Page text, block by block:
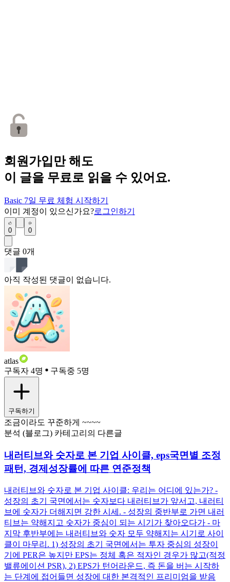
회원가입만 해도
이 글을 무료로 읽을 수 있어요.
Basic 7일 무료 체험 시작하기
이미 계정이 있으신가요?로그인하기
0 0
댓글 0개
아직 작성된 댓글이 없습니다.
atlas
구독자 4명
구독중 5명
구독하기
조금이라도 꾸준하게 ~~~~
분석 (블로그) 카테고리의 다른글
내러티브와 숫자로 본 기업 사이클, eps국면별 조정
패턴, 경제성장률에 따른 연준정책
내러티브와 숫자로 본 기업 사이클: 우리는 어디에 있는가? -
성장의 초기 국면에서는 숫자보다 내러티브가 앞서고, 내러티
브에 숫자가 더해지면 강한 시세. - 성장의 중반부로 가면 내러
티브는 약해지고 숫자가 중심이 되는 시기가 찾아오다가 - 마
지막 후반부에는 내러티브와 숫자 모두 약해지는 시기로 사이
클이 마무리. 1) 성장의 초기 국면에서는 투자 중심의 성장이
기에 PER은 높지만 EPS는 정체 혹은 적자인 경우가 많고(적정
밸류에이션 PSR), 2) EPS가 턴어라운드, 즉 돈을 버는 시작하
는 단계에 접어들면 성장에 대한 본격적인 프리미엄을 받음